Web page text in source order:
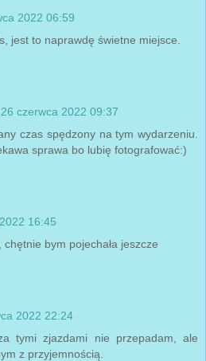
2022 06:59
jest to naprawdę świetne miejsce.
26 czerwca 2022 09:37
czas spędzony na tym wydarzeniu.
sprawa bo lubię fotografować:)
16:45
chętnie bym pojechała jeszcze
2022 22:24
tymi zjazdami nie przepadam, ale
z przyjemnością.